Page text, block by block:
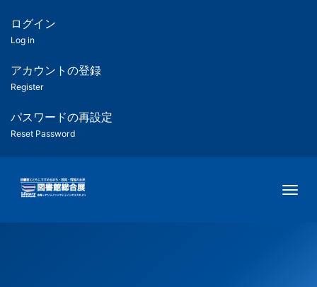
ツ
匿
名
ユ
ー
ー
用
メ
ログイン
Log in
アカウントの登録
Register
パスワードの再設定
Reset Password